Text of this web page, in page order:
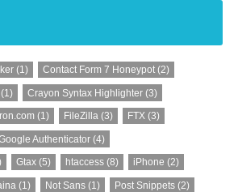
(1) Contact Form 7 Honeypot(2)
Crayon Syntax Highlighter(3)
(1) FileZilla (3) FTX (3)
Authenticator(4)
Gtax(5) htaccess (8) iPhone (2)
(1) Not Sans (1) Post Snippets (2)